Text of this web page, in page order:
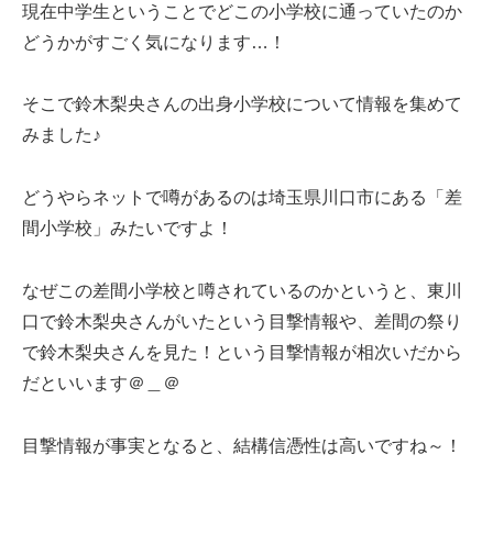
現在中学生ということでどこの小学校に通っていたのか
どうかがすごく気になります…！
そこで鈴木梨央さんの出身小学校について情報を集めて
みました♪
どうやらネットで噂があるのは埼玉県川口市にある「差
間小学校」みたいですよ！
なぜこの差間小学校と噂されているのかというと、東川
口で鈴木梨央さんがいたという目撃情報や、差間の祭り
で鈴木梨央さんを見た！という目撃情報が相次いだから
だといいます＠＿＠
目撃情報が事実となると、結構信憑性は高いですね～！